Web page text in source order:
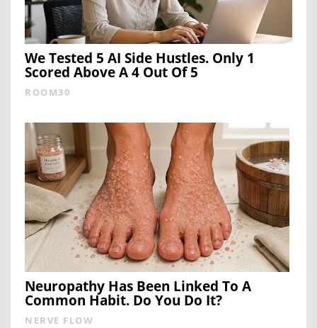
We Tested 5 AI Side Hustles. Only 1
Scored Above A 4 Out Of 5
ROOM30
Neuropathy Has Been Linked To A
Common Habit. Do You Do It?
NERVE FLOW